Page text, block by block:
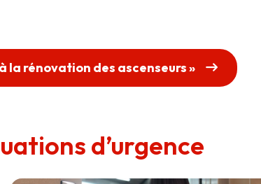
la rénovation des ascenseurs »
d’urgence